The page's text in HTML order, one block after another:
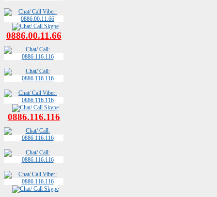
0886.00.11.66
0886.116.116